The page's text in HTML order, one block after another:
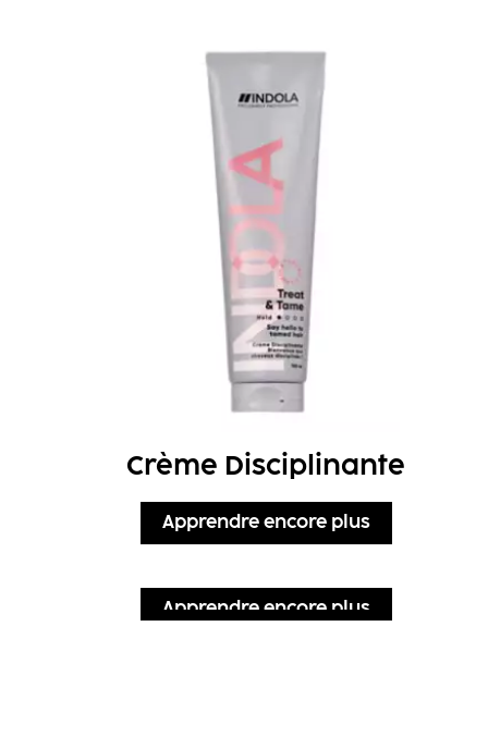
Crème Disciplinante
Apprendre encore plus
Apprendre encore plus